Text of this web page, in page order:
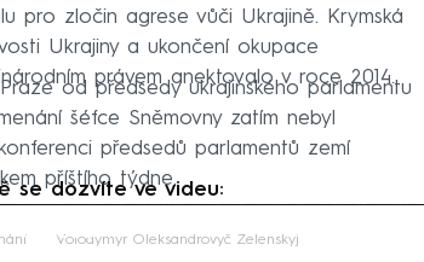
pro zločin agrese vůči Ukrajině. Krymská
Ukrajiny a ukončení okupace
právem anektovalo v roce 2014.
od předsedy ukrajinského parlamentu
šéfce Sněmovny zatím nebyl
předsedů parlamentů zemí
příštího týdne.
se dozvíte ve videu:
to fetch
Volodymyr Oleksandrovyč Zelenskyj